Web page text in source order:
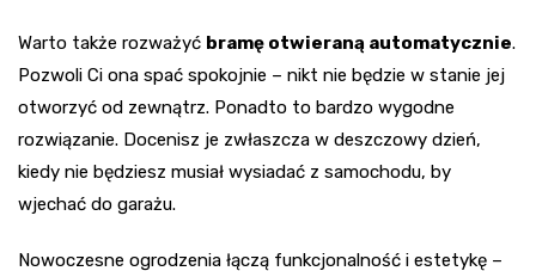
Warto także rozważyć bramę otwieraną automatycznie.
Pozwoli Ci ona spać spokojnie – nikt nie będzie w stanie jej
otworzyć od zewnątrz. Ponadto to bardzo wygodne
rozwiązanie. Docenisz je zwłaszcza w deszczowy dzień,
kiedy nie będziesz musiał wysiadać z samochodu, by
wjechać do garażu.
Nowoczesne ogrodzenia łączą funkcjonalność i estetykę –